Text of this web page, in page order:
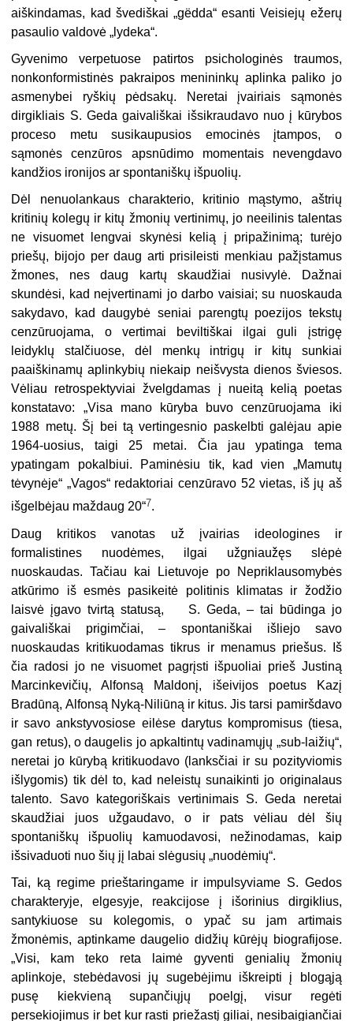
aiškindamas, kad švediškai „gëdda“ esanti Veisiejų ežerų
pasaulio valdovė „lydeka“.
Gyvenimo verpetuose patirtos psichologinės traumos,
nonkonformistinės pakraipos menininkų aplinka paliko jo
asmenybei ryškių pėdsakų. Neretai įvairiais sąmonės
dirgikliais S. Geda gaivališkai išsikraudavo nuo į kūrybos
proceso metu susikaupusios emocinės įtampos, o
sąmonės cenzūros apsnūdimo momentais nevengdavo
kandžios ironijos ar spontaniškų išpuolių.
Dėl nenuolankaus charakterio, kritinio mąstymo, aštrių
kritinių kolegų ir kitų žmonių vertinimų, jo neeilinis talentas
ne visuomet lengvai skynėsi kelią į pripažinimą; turėjo
priešų, bijojo per daug arti prisileisti menkiau pažįstamus
žmones, nes daug kartų skaudžiai nusivylė. Dažnai
skundėsi, kad neįvertinami jo darbo vaisiai; su nuoskauda
sakydavo, kad daugybė seniai parengtų poezijos tekstų
cenzūruojama, o vertimai beviltiškai ilgai guli įstrigę
leidyklų stalčiuose, dėl menkų intrigų ir kitų sunkiai
paaiškinamų aplinkybių niekaip neišvysta dienos šviesos.
Vėliau retrospektyviai žvelgdamas į nueitą kelią poetas
konstatavo: „Visa mano kūryba buvo cenzūruojama iki
1988 metų. Šį bei tą vertingesnio paskelbti galėjau apie
1964-uosius, taigi 25 metai. Čia jau ypatinga tema
ypatingam pokalbiui. Paminėsiu tik, kad vien „Mamutų
tėvynėje“ „Vagos“ redaktoriai cenzūravo 52 vietas, iš jų aš
išgelbėjau maždaug 20“7.
Daug kritikos vanotas už įvairias ideologines ir
formalistines nuodėmes, ilgai užgniaužęs slėpė
nuoskaudas. Tačiau kai Lietuvoje po Nepriklausomybės
atkūrimo iš esmės pasikeitė politinis klimatas ir žodžio
laisvė įgavo tvirtą statusą, S. Geda, – tai būdinga jo
gaivališkai prigimčiai, – spontaniškai išliejo savo
nuoskaudas kritikuodamas tikrus ir menamus priešus. Iš
čia radosi jo ne visuomet pagrįsti išpuoliai prieš Justiną
Marcinkevičių, Alfonsą Maldonį, išeivijos poetus Kazį
Bradūną, Alfonsą Nyką-Niliūną ir kitus. Jis tarsi pamiršdavo
ir savo ankstyvosiose eilėse darytus kompromisus (tiesa,
gan retus), o daugelis jo apkaltintų vadinamųjų „sub-laižių“,
neretai jo kūrybą kritikuodavo (lanksčiai ir su pozityviomis
išlygomis) tik dėl to, kad neleistų sunaikinti jo originalaus
talento. Savo kategoriškais vertinimais S. Geda neretai
skaudžiai juos užgaudavo, o ir pats vėliau dėl šių
spontaniškų išpuolių kamuodavosi, nežinodamas, kaip
išsivaduoti nuo šių jį labai slėgusių „nuodėmių“.
Tai, ką regime prieštaringame ir impulsyviame S. Gedos
charakteryje, elgesyje, reakcijose į išorinius dirgiklius,
santykiuose su kolegomis, o ypač su jam artimais
žmonėmis, aptinkame daugelio didžių kūrėjų biografijose.
„Visi, kam teko reta laimė gyventi genialių žmonių
aplinkoje, stebėdavosi jų sugebėjimu iškreipti į blogąją
pusę kiekvieną supančiųjų poelgį, visur regėti
persekiojimus ir bet kur rasti priežastį giliai, nesibaigiančiai